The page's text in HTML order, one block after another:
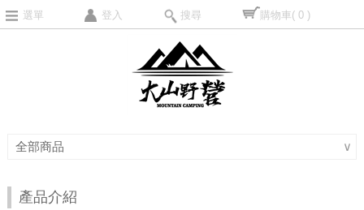
選單 登入 搜尋 購物車( 0 )
全部商品 ∨
產品介紹